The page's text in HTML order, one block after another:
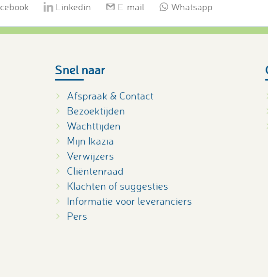
Linkedin E-mail Whatsapp
Snel naar
Afspraak & Contact
Bezoektijden
Wachttijden
Mijn Ikazia
Verwijzers
Cliëntenraad
Klachten of suggesties
Informatie voor leveranciers
Pers